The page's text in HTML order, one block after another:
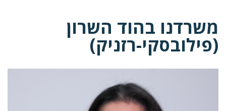
משרדנו בהוד השרון
(פילובסקי-רזניק)